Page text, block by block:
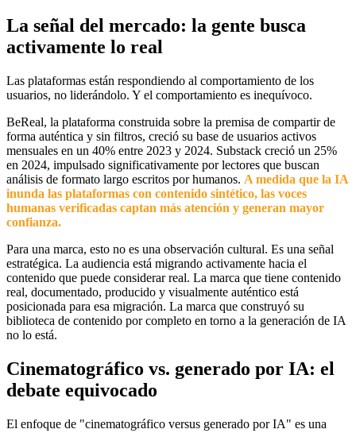
La señal del mercado: la gente busca
activamente lo real
Las plataformas están respondiendo al comportamiento de los
usuarios, no liderándolo. Y el comportamiento es inequívoco.
BeReal, la plataforma construida sobre la premisa de compartir de
forma auténtica y sin filtros, creció su base de usuarios activos
mensuales en un 40% entre 2023 y 2024. Substack creció un 25%
en 2024, impulsado significativamente por lectores que buscan
análisis de formato largo escritos por humanos. A medida que la IA
inunda las plataformas con contenido sintético, las voces
humanas verificadas captan más atención y generan mayor
confianza.
Para una marca, esto no es una observación cultural. Es una señal
estratégica. La audiencia está migrando activamente hacia el
contenido que puede considerar real. La marca que tiene contenido
real, documentado, producido y visualmente auténtico está
posicionada para esa migración. La marca que construyó su
biblioteca de contenido por completo en torno a la generación de IA
no lo está.
Cinematográfico vs. generado por IA: el
debate equivocado
El enfoque de "cinematográfico versus generado por IA" es una